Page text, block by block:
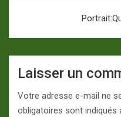
Laisser un
Votre adresse e-mail ne
obligatoires sont indiqués